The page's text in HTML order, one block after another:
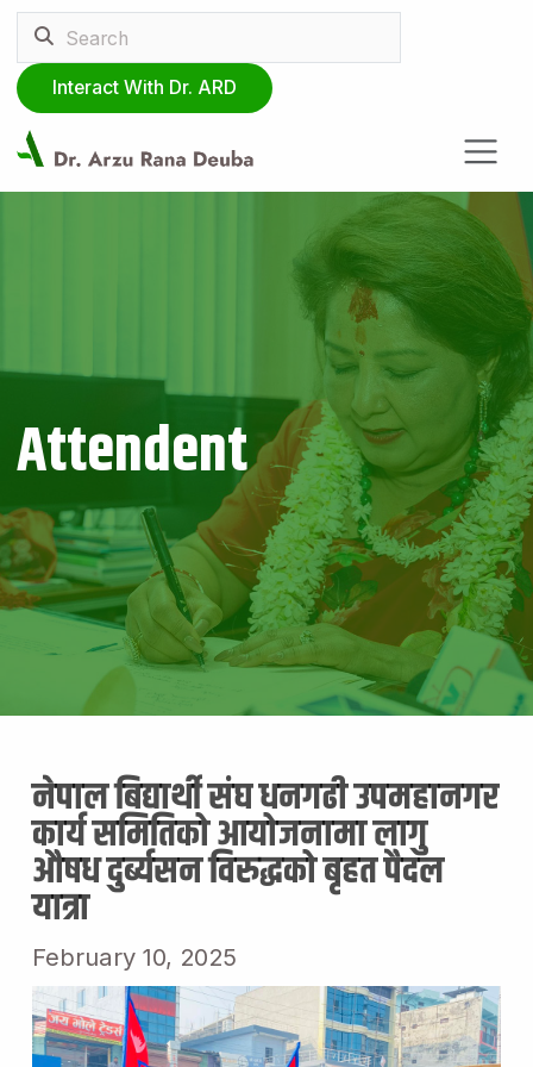
Interact With Dr. ARD
Attendent
नेपाल बिद्यार्थी संघ धनगढी उपमहानगर
कार्य समितिको आयोजनामा लागु
औषध दुर्ब्यसन विरुद्धको बृहत पैदल
यात्रा
February 10, 2025